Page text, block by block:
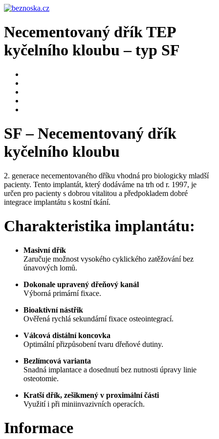
Necementovaný dřík TEP
kyčelního kloubu – typ SF
SF – Necementovaný dřík
kyčelního kloubu
2. generace necementovaného dříku vhodná pro biologicky mladší
pacienty. Tento implantát, který dodáváme na trh od r. 1997, je
určen pro pacienty s dobrou vitalitou a předpokladem dobré
integrace implantátu s kostní tkání.
Charakteristika implantátu:
Masivní dřík
Zaručuje možnost vysokého cyklického zatěžování bez
únavových lomů.
Dokonale upravený dřeňový kanál
Výborná primární fixace.
Bioaktivní nástřik
Ověřená rychlá sekundární fixace osteointegrací.
Válcová distální koncovka
Optimální přizpůsobení tvaru dřeňové dutiny.
Bezlímcová varianta
Snadná implantace a dosednutí bez nutnosti úpravy linie
osteotomie.
Kratší dřík, zešikmený v proximální části
Využití i při miniinvazivních operacích.
Informace